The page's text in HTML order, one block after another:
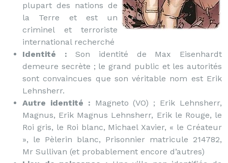
plupart des nations de
la Terre et est un
criminel et terroriste
international recherché
Identité : Son identité de Max Eisenhardt
demeure secrète ; le grand public et les autorités
sont convaincues que son véritable nom est Erik
Lehnsherr.
Autre identité : Magneto (VO) ; Erik Lehnsherr,
Magnus, Erik Magnus Lehnsherr, Erik le Rouge, le
Roi gris, le Roi blanc, Michael Xavier, « le Créateur
», le Pèlerin blanc, Prisonnier matricule 214782,
Mr Sullivan (et probablement encore d’autres)